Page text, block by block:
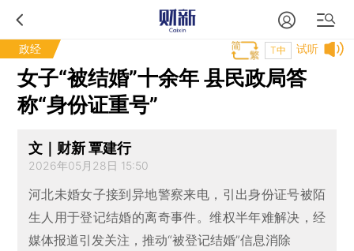
政经 试听
T中
女子“被结婚”十余年 县民政局答
称“身份证重号”
文｜财新 覃建行
2026年05月28日 15:50
河北未婚女子接到异地警察来电，引出身份证号被陌
生人用于登记结婚的离奇事件。维权半年难解决，经
媒体报道引发关注，推动“被登记结婚”信息消除